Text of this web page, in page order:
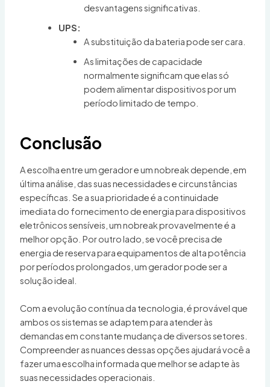
desvantagens significativas.
UPS:
A substituição da bateria pode ser cara.
As limitações de capacidade
normalmente significam que elas só
podem alimentar dispositivos por um
período limitado de tempo.
Conclusão
A escolha entre um gerador e um nobreak depende, em
última análise, das suas necessidades e circunstâncias
específicas. Se a sua prioridade é a continuidade
imediata do fornecimento de energia para dispositivos
eletrônicos sensíveis, um nobreak provavelmente é a
melhor opção. Por outro lado, se você precisa de
energia de reserva para equipamentos de alta potência
por períodos prolongados, um gerador pode ser a
solução ideal.
Com a evolução contínua da tecnologia, é provável que
ambos os sistemas se adaptem para atender às
demandas em constante mudança de diversos setores.
Compreender as nuances dessas opções ajudará você a
fazer uma escolha informada que melhor se adapte às
suas necessidades operacionais.